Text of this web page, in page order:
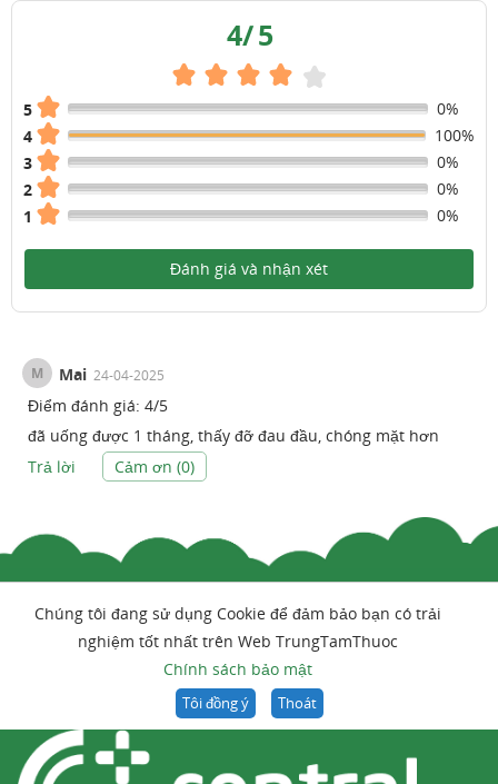
4/5
5
0%
4
100%
3
0%
2
0%
1
0%
Đánh giá và nhận xét
M Mai 24-04-2025
Điểm đánh giá: 4/5
đã uống được 1 tháng, thấy đỡ đau đầu, chóng mặt hơn
Trả lời
Cảm ơn (0)
Chúng tôi đang sử dụng Cookie để đảm bảo bạn có trải
nghiệm tốt nhất trên Web TrungTamThuoc
Chính sách bảo mật
Tôi đồng ý Thoát